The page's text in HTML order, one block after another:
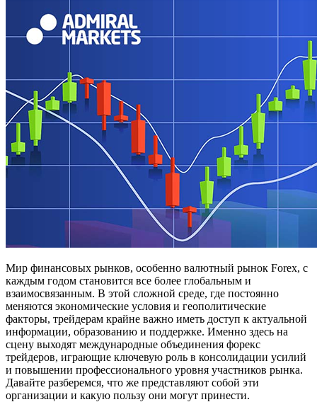
Мир финансовых рынков, особенно валютный рынок Forex, с
каждым годом становится все более глобальным и
взаимосвязанным. В этой сложной среде, где постоянно
меняются экономические условия и геополитические
факторы, трейдерам крайне важно иметь доступ к актуальной
информации, образованию и поддержке. Именно здесь на
сцену выходят международные объединения форекс
трейдеров, играющие ключевую роль в консолидации усилий
и повышении профессионального уровня участников рынка.
Давайте разберемся, что же представляют собой эти
организации и какую пользу они могут принести.